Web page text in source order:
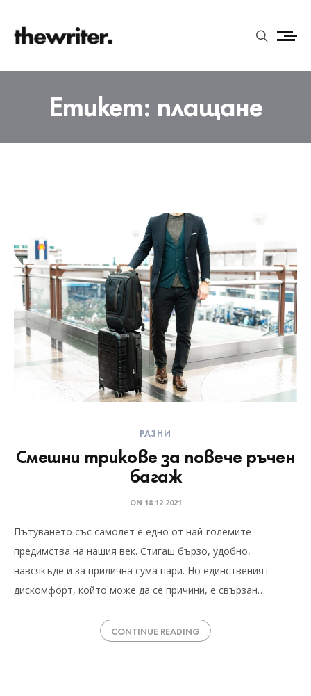
Етикет: плащане
РАЗНИ
Смешни трикове за повече ръчен
багаж
ON 18.12.2021
Пътуването със самолет е едно от най-големите
предимства на нашия век. Стигаш бързо, удобно,
навсякъде и за прилична сума пари. Но единственият
дискомфорт, който може да се причини, е свързан…
CONTINUE READING